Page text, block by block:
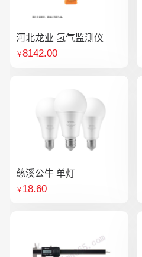
河北龙业 氢气监测仪
￥8142.00
慈溪公牛 单灯
￥ 18.60